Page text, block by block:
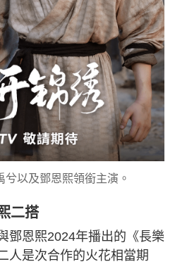
兮以及鄧恩熙領銜主演。
二搭
鄧恩熙2024年播出的《長樂
人是次合作的火花相當期